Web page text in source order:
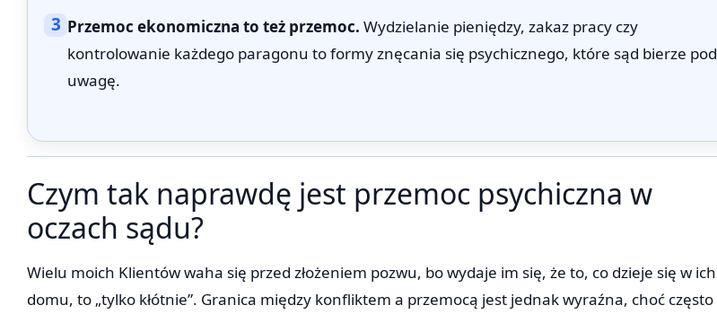
3 Przemoc ekonomiczna to też przemoc. Wydzielanie pieniędzy, zakaz pracy czy
kontrolowanie każdego paragonu to formy znęcania się psychicznego, które sąd bierze pod
uwagę.
Czym tak naprawdę jest przemoc psychiczna w
oczach sądu?
Wielu moich Klientów waha się przed złożeniem pozwu, bo wydaje im się, że to, co dzieje się w ich
domu, to „tylko kłótnie”. Granica między konfliktem a przemocą jest jednak wyraźna, choć często